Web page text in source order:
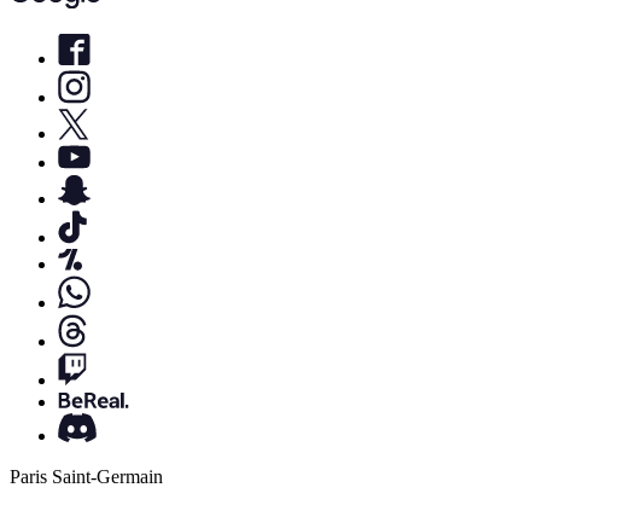
Paris Saint-Germain